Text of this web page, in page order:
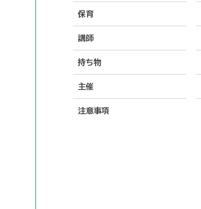
保育
講師
持ち物
主催
注意事項